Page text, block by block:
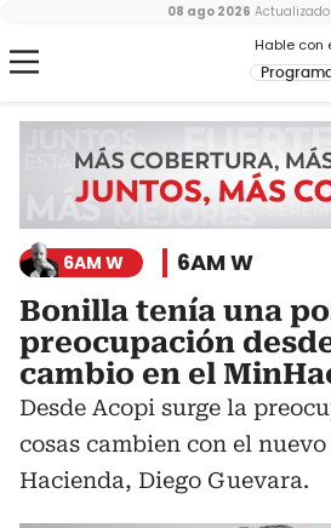
Hable con
08 ago 2026 Actualizado
6AM W 6AM W
Bonilla tenía una
preocupación
cambio en el
Desde Acopi surge la
cosas cambien con el
Hacienda, Diego Guevara.